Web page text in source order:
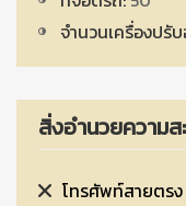
จำนวนเครื่องปรั
สิ่งอำนวยความ
โทรศัพท์สายตรง